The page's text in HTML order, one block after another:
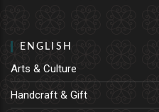
ENGLISH
Arts & Culture
Handcraft & Gift